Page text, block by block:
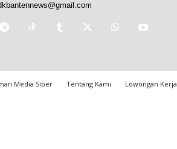
Media Siber Tentang Kami Lowongan Kerja